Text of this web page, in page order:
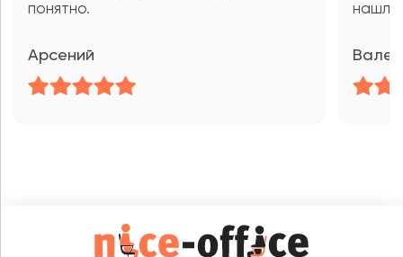
понятно.
Арсений